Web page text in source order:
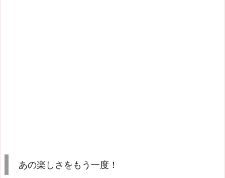
あの楽しさをもう一度！